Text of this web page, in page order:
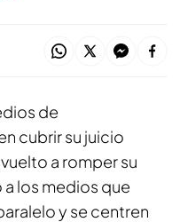
de
cubrir su juicio
a romper su
los medios que
y se centren